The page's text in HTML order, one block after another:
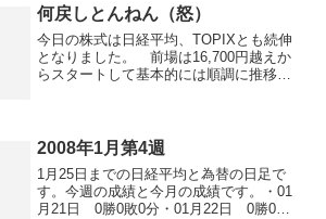
均は一日中17,20...
何戻しとんねん（怒）
今日の株式は日経平均、TOPIXとも続伸
となりました。 前場は16,700円越えか
らスタートして基本的には順調に推移
了...
2008年1月第4週
1月25日までの日経平均と為替の日足で
す。今週の成績と今月の成績です。・01
月21日 0勝0敗0分・01月22日 0勝0敗0